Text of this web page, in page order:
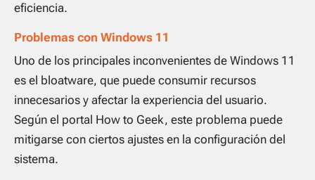
eficiencia.
Problemas con Windows 11
Uno de los principales inconvenientes de Windows 11
es el bloatware, que puede consumir recursos
innecesarios y afectar la experiencia del usuario.
Según el portal How to Geek, este problema puede
mitigarse con ciertos ajustes en la configuración del
sistema.